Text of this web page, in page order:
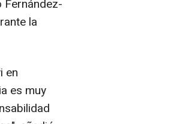
Fernández-
la
en
es muy